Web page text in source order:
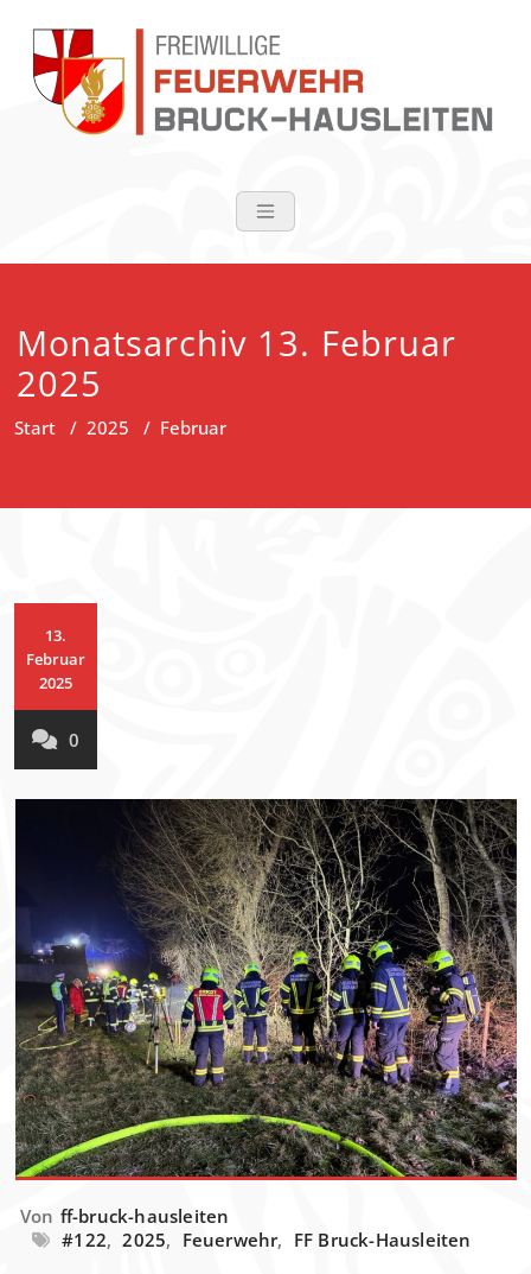
springen
FF Bruck-
Monatsarchiv 13. Februar
2025
Start / 2025 / Februar
13.
Februar
2025
0
Von ff-bruck-hausleiten
#122, 2025, Feuerwehr, FF Bruck-Hausleiten